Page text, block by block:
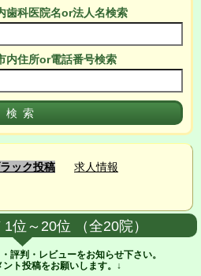
歯科医院名or法人名検索
内住所or電話番号検索
ック投稿
求人情報
位～20位 （全20院）
評判・レビューをお知らせ下さい。
ト投稿をお願いします。↓